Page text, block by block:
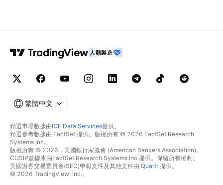
人類製造
繁體中文
精選市場數據由ICE Data Services提供。
精選參考數據由 FactSet 提供。版權所有 © 2026 FactSet Research
Systems Inc.。
版權所有 © 2026，美國銀行家協會 (American Bankers Association)。
CUSIP數據庫由FactSet Research Systems Inc.提供。保留所有權利。
美國證券交易委員會(SEC)申報文件及其他文件由 Quartr提供。
© 2026 TradingView, Inc.。